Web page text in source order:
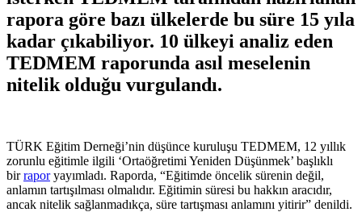
rapora göre bazı ülkelerde bu süre 15 yıla
kadar çıkabiliyor. 10 ülkeyi analiz eden
TEDMEM raporunda asıl meselenin
nitelik olduğu vurgulandı.
TÜRK Eğitim Derneği’nin düşünce kuruluşu TEDMEM, 12 yıllık
zorunlu eğitimle ilgili ‘Ortaöğretimi Yeniden Düşünmek’ başlıklı
birraporyayımladı. Raporda, “Eğitimde öncelik sürenin değil,
anlamın tartışılması olmalıdır. Eğitimin süresi bu hakkın aracıdır,
ancak nitelik sağlanmadıkça, süre tartışması anlamını yitirir” denildi.